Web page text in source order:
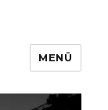
MENÜ